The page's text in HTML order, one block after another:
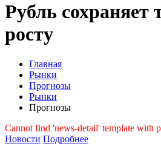
Рубль сохраняет
росту
Главная
Рынки
Прогнозы
Рынки
Прогнозы
Cannot find 'news-detail' template with
Новости Подробнее